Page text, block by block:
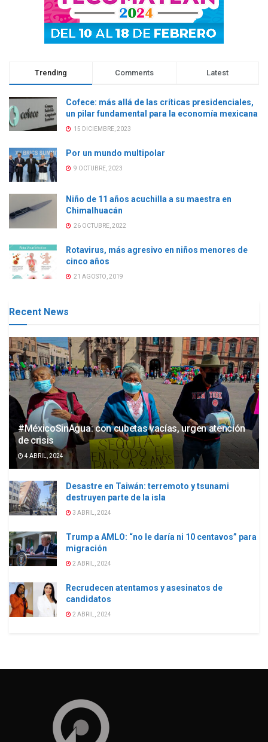
) )
Trending Comments Latest
Cofece: más allá de las críticas presidenciales,
un pilar fundamental para la economía mexicana
15 DICIEMBRE, 2023
Por un mundo multipolar
9 OCTUBRE, 2023
Niño de 11 años acuchilla a su maestra en
Chimalhuacán
26 OCTUBRE, 2022
Rotavirus, más agresivo en niños menores de
cinco años
21 AGOSTO, 2019
Recent News
#MéxicoSinAgua: con cubetas vacías, urgen atención
de crisis
4 ABRIL, 2024
Desastre en Taiwán: terremoto y tsunami
destruyen parte de la isla
3 ABRIL, 2024
Trump a AMLO: “no le daría ni 10 centavos” para
migración
2 ABRIL, 2024
Recrudecen atentamos y asesinatos de
candidatos
2 ABRIL, 2024